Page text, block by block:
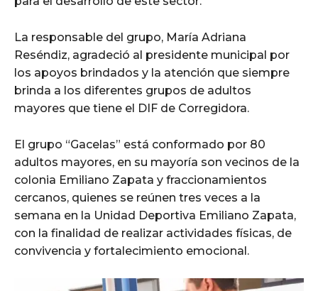
La responsable del grupo, María Adriana
Reséndiz, agradeció al presidente municipal por
los apoyos brindados y la atención que siempre
brinda a los diferentes grupos de adultos
mayores que tiene el DIF de Corregidora.
El grupo “Gacelas” está conformado por 80
adultos mayores, en su mayoría son vecinos de la
colonia Emiliano Zapata y fraccionamientos
cercanos, quienes se reúnen tres veces a la
semana en la Unidad Deportiva Emiliano Zapata,
con la finalidad de realizar actividades físicas, de
convivencia y fortalecimiento emocional.